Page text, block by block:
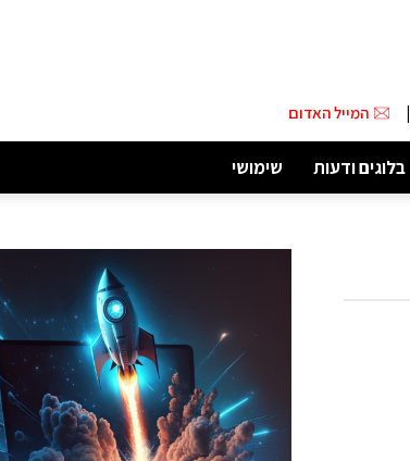
| המייל האדום
בלוגים ודעות שימושי